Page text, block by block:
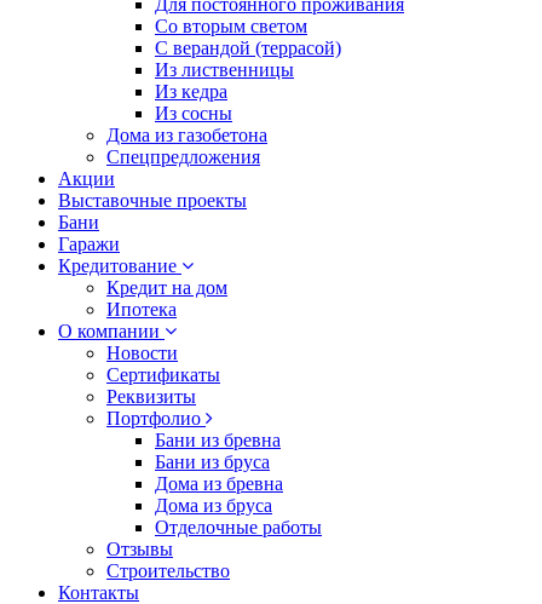
Для постоянного проживания
Со вторым светом
С верандой (террасой)
Из лиственницы
Из кедра
Из сосны
Дома из газобетона
Спецпредложения
Акции
Выставочные проекты
Бани
Гаражи
Кредитование
Кредит на дом
Ипотека
О компании
Новости
Сертификаты
Реквизиты
Портфолио
Бани из бревна
Бани из бруса
Дома из бревна
Дома из бруса
Отделочные работы
Отзывы
Строительство
Контакты